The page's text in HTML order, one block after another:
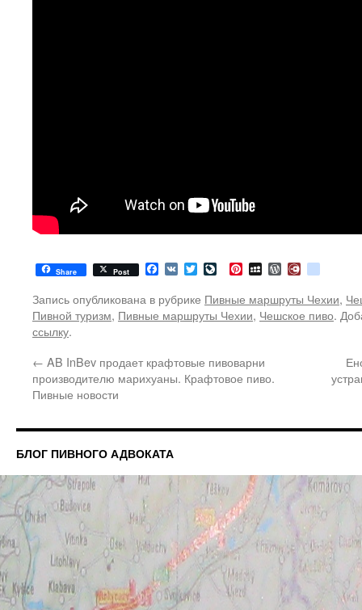
Share Post Facebook
VK TwitterLiveJournal
PinterestMySpaceWordPress
Diary.Ru
Запись опубликована в рубрике Пивные маршруты Чехии,
Пивной туризм, Пивные маршруты Чехии, Чешское пиво.
ссылку.
← AB InBev продает крафтовые пивоварни
производителю марихуаны. Крафтовое пиво.
Пивные новости
БЛОГ ПИВНОГО АДВОКАТА